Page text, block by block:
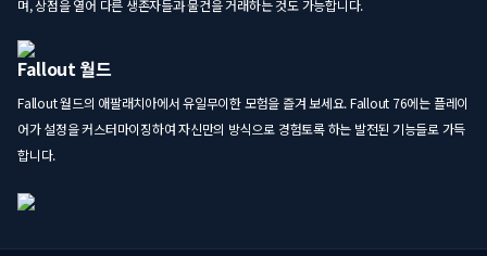
며, 상점을 열어 다른 생존자들과 물건을 거래하는 것도 가능합니다.
Fallout 월드
Fallout 월드의 애팔래치아에서 유일무이한 모험을 즐겨 보세요. Fallout 76에는 플레이
어가 설정을 커스터마이징하여 자신만의 방식으로 경험토록 하는 발전된 기능들로 가득
합니다.